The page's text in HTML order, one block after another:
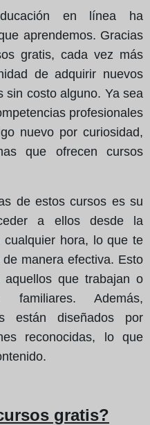
en línea ha
aprendemos. Gracias
gratis, cada vez más
de adquirir nuevos
sin costo alguno. Ya sea
profesionales
nuevo por curiosidad,
que ofrecen cursos
de estos cursos es su
a ellos desde la
hora, lo que te
manera efectiva. Esto
que trabajan o
familiares. Además,
están diseñados por
reconocidas, lo que
gratis?